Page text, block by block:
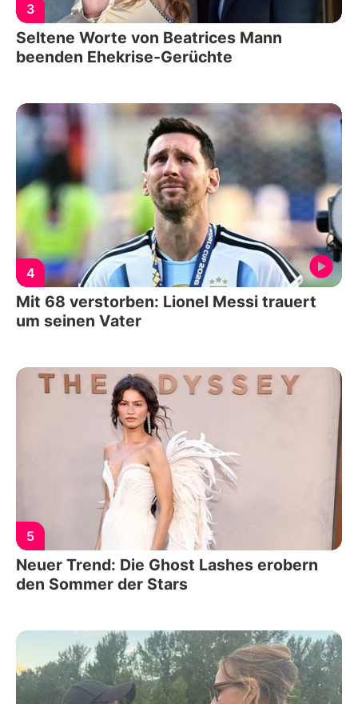
3
Seltene Worte von Beatrices Mann
beenden Ehekrise-Gerüchte
4
Mit 68 verstorben: Lionel Messi trauert
um seinen Vater
5
Neuer Trend: Die Ghost Lashes erobern
den Sommer der Stars